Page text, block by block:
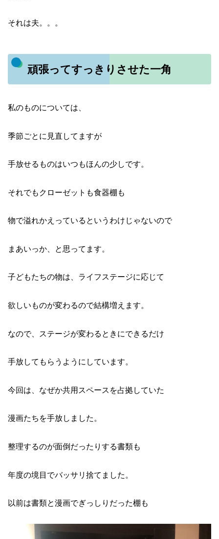
それは夫。。。
頑張ってすっきりさせた一角
私のものについては、
季節ごとに見直してますが
手放せるものはいつもほんの少しです。
それでもクローゼットも食器棚も
物で溢れかえっているというわけじゃないので
まあいっか、と思ってます。
子どもたちの物は、ライフステージに応じて
欲しいものが変わるので結構増えます。
なので、ステージが変わるときにできるだけ
手放してもらうようにしています。
今回は、なぜか共用スペースを占拠していた
漫画たちを手放しました。
整理するのが面倒だったりする書類も
年度の境目でバッサリ捨てました。
以前は書類と漫画でぎっしりだった棚も